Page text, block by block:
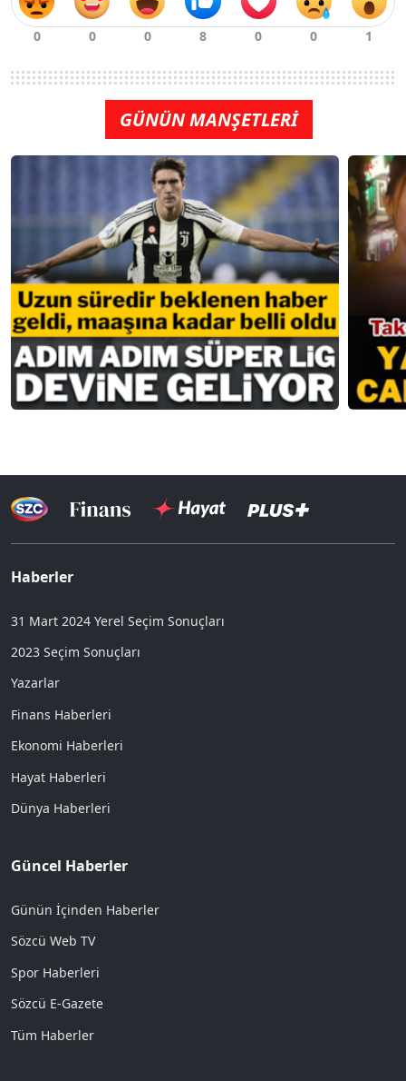
GÜNÜN MANŞETLERİ
Haberler
31 Mart 2024 Yerel Seçim Sonuçları
2023 Seçim Sonuçları
Yazarlar
Finans Haberleri
Ekonomi Haberleri
Hayat Haberleri
Dünya Haberleri
Güncel Haberler
Günün İçinden Haberler
Sözcü Web TV
Spor Haberleri
Sözcü E-Gazete
Tüm Haberler